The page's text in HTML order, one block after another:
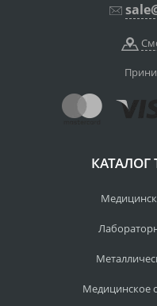
КАТАЛОГ
Медицинское